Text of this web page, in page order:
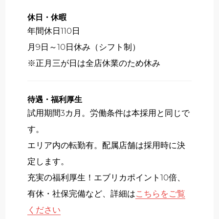
休日・休暇
年間休日110日
月9日～10日休み（シフト制）
※正月三が日は全店休業のため休み
待遇・福利厚生
試用期間3カ月。労働条件は本採用と同じで
す。
エリア内の転勤有。配属店舗は採用時に決
定します。
充実の福利厚生！エブリカポイント10倍、
有休・社保完備など、詳細はこちらをご覧
ください